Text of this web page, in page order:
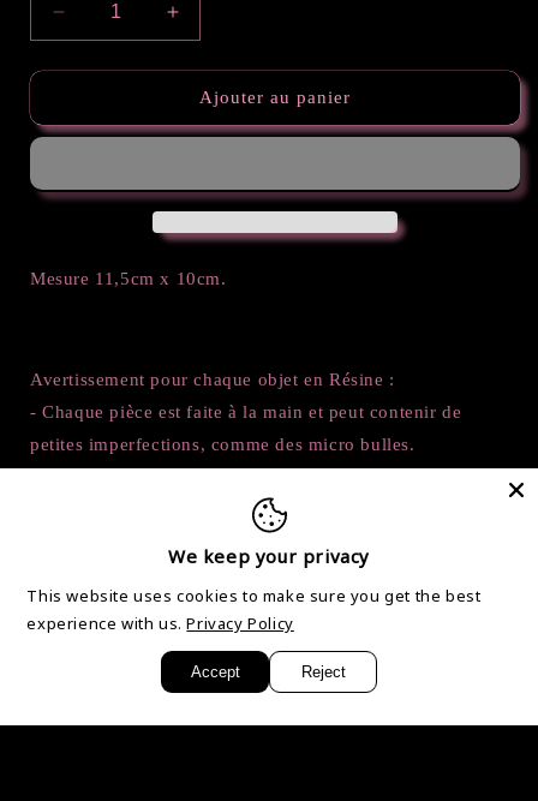
Réduire
la
quantité
Vide
1
Augmenter
la
quantité
Vide
1
Ajouter au panier
Mesure 11,5cm x 10cm.
Avertissement pour chaque objet en Résine :
- Chaque pièce est faite à la main et peut contenir de
petites imperfections, comme des micro bulles.
trop le soleil. Les objets peuvent jaunir ou même parfois
We keep your privacy
This website uses cookies to make sure you get the best
experience with us. Privacy Policy
Accept Reject